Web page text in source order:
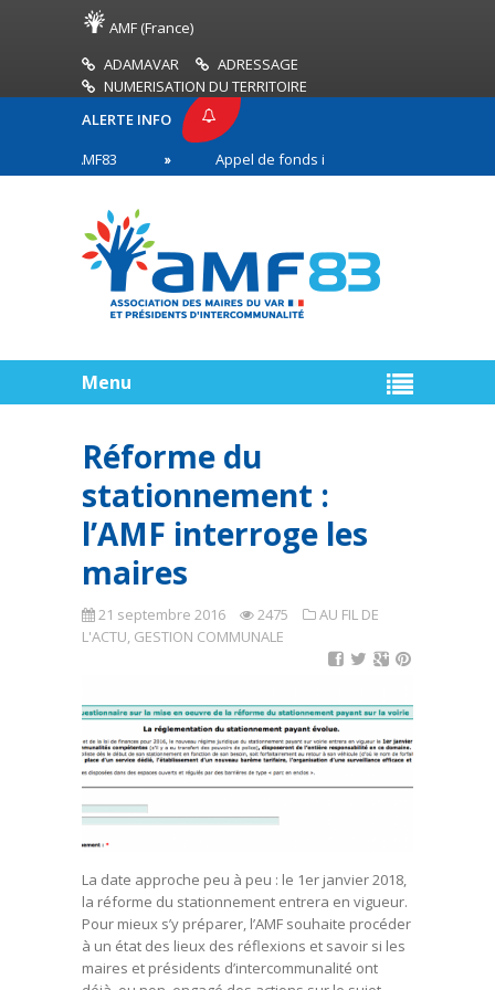
AMF (France)
ADAMAVAR
ADRESSAGE
NUMERISATION DU TERRITOIRE
ALERTE INFO
Appel de fonds incendies de forêt
en première ligne
Menu
Réforme du
stationnement :
l’AMF interroge les
maires
21 septembre 2016 2475
AU FIL DE
L'ACTU, GESTION COMMUNALE
La date approche peu à peu : le 1er janvier 2018,
la réforme du stationnement entrera en vigueur.
Pour mieux s’y préparer, l’AMF souhaite procéder
à un état des lieux des réflexions et savoir si les
maires et présidents d’intercommunalité ont